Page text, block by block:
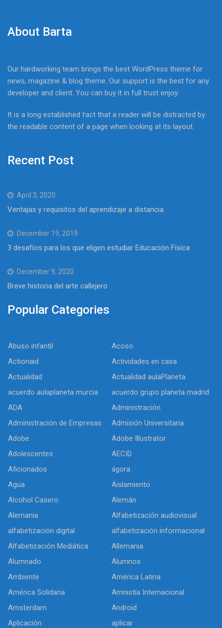
About Barta
Our hardworking team brings the best WordPress theme for
news, magazine & blog theme. Our support is the best for any
developer and client. You can buy it in full trust enjoy.
It is a long established fact that a reader will be distracted by
the readable content of a page when looking at its layout.
Recent Post
April 3, 2020
Ventajas y requisitos del aprendizaje a distancia.
December 19, 2019
3 desafíos para los que eligen estudiar Educación Física
December 9, 2020
Breve historia del arte callejero
Popular Categories
Abuso infantil
Acoso
Actionaid
Actividades en casa
Actualidad
Actualidad aulaPlaneta
acuerdo aulaplaneta murcia
acuerdo grupo planeta madrid
ADA
Administración
Administración de Empresas
Admisión Universitaria
Adobe
Adobe Illustrator
Adolescentes
AECID
Aficionados
ágora
Agua
Aislamiento
Alcohol Casero
Alemán
Alemania
Alfabetización audiovisual
alfabetización digital
alfabetización informacional
Alfabetización Mediática
Allemania
Alumnado
Alumnos
Ambiente
América Latina
América Solidaria
Amnistía Internacional
Amsterdam
Android
Aplicación
aplicar